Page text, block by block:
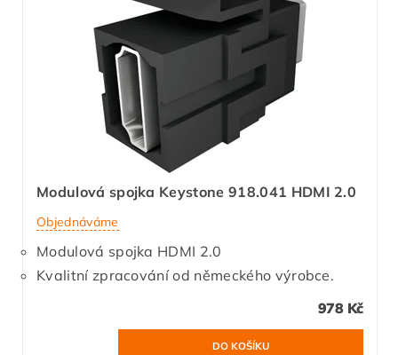
Modulová spojka Keystone 918.041 HDMI 2.0
Objednáváme
Modulová spojka HDMI 2.0
Kvalitní zpracování od německého výrobce.
978 Kč